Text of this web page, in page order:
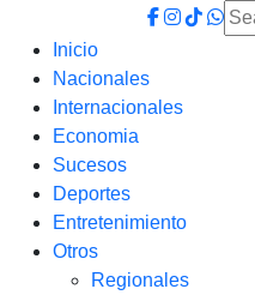
Inicio
Nacionales
Internacionales
Economia
Sucesos
Deportes
Entretenimiento
Otros
Regionales